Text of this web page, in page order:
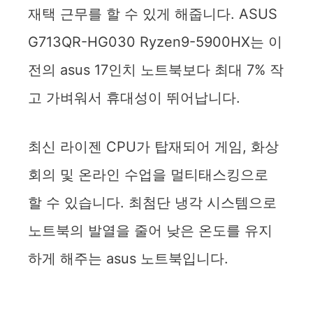
재택 근무를 할 수 있게 해줍니다. ASUS
G713QR-HG030 Ryzen9-5900HX는 이
전의 asus 17인치 노트북보다 최대 7% 작
고 가벼워서 휴대성이 뛰어납니다.
최신 라이젠 CPU가 탑재되어 게임, 화상
회의 및 온라인 수업을 멀티태스킹으로
할 수 있습니다. 최첨단 냉각 시스템으로
노트북의 발열을 줄어 낮은 온도를 유지
하게 해주는 asus 노트북입니다.